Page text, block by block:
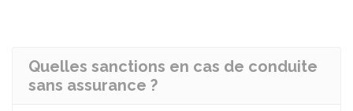
Quelles sanctions en cas de conduite
sans assurance ?